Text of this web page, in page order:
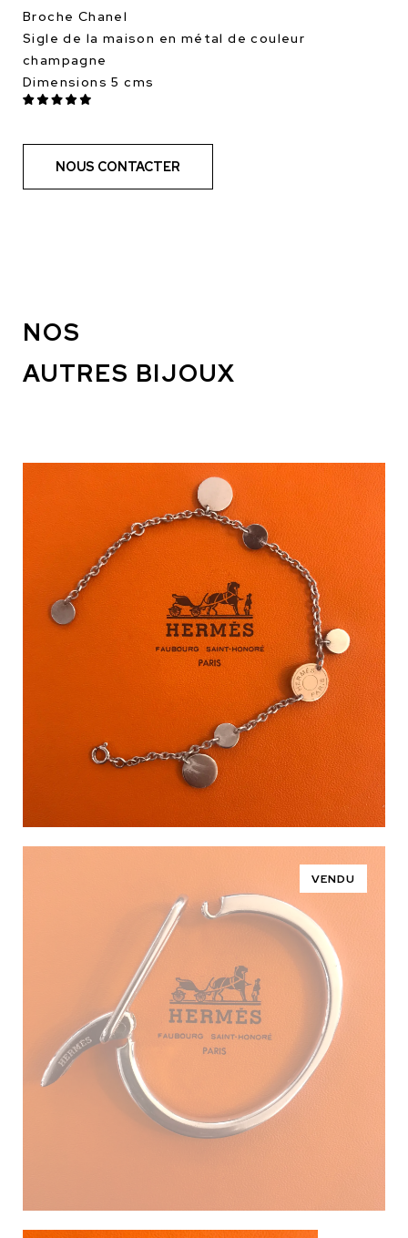
Broche Chanel
Sigle de la maison en métal de couleur
champagne
Dimensions 5 cms
NOUS CONTACTER
NOS
AUTRES BIJOUX
VENDU